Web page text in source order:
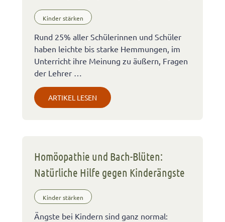
Kinder stärken
Rund 25% aller Schülerinnen und Schüler
haben leichte bis starke Hemmungen, im
Unterricht ihre Meinung zu äußern, Fragen
der Lehrer …
ARTIKEL LESEN
Homöopathie und Bach-Blüten:
Natürliche Hilfe gegen Kinderängste
Kinder stärken
Ängste bei Kindern sind ganz normal: